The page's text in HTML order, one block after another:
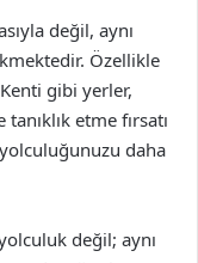
değil, aynı
Özellikle
gibi yerler,
etme fırsatı
daha
değil; aynı